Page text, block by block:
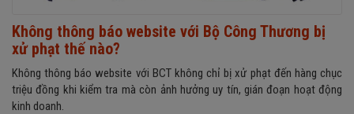
Không thông báo website với Bộ Công Thương bị
xử phạt thế nào?
Không thông báo website với BCT không chỉ bị xử phạt đến hàng chục
triệu đồng khi kiểm tra mà còn ảnh hưởng uy tín, gián đoạn hoạt động
kinh doanh.